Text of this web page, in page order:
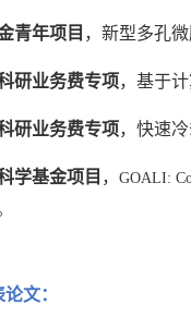
青年项目 ，新型多孔
研业务费专项，基于
研业务费专项，快速
学基金项目 ， GOALI:
文：